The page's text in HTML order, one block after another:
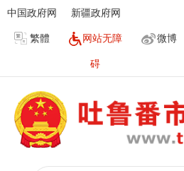
中国政府网 新疆政府网
繁體 网站无障
碍
微博